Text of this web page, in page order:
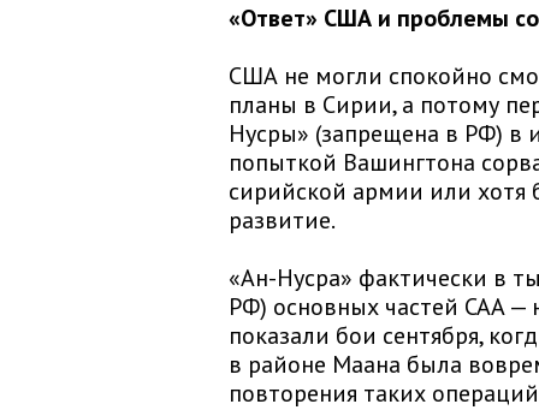
«Ответ» США и проблемы
США не могли спокойно
планы в Сирии, а потому
Нусры» (запрещена в РФ) в
попыткой Вашингтона
сирийской армии или хотя
развитие.
«Ан-Нусра» фактически в
РФ) основных частей САА —
показали бои сентября,
в районе Маана была
повторения таких